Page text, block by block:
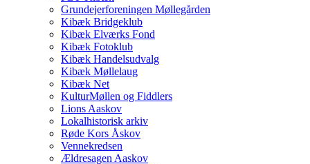
Grundejerforeningen Møllegården
Kibæk Bridgeklub
Kibæk Elværks Fond
Kibæk Fotoklub
Kibæk Handelsudvalg
Kibæk Møllelaug
Kibæk Net
KulturMøllen og Fiddlers
Lions Aaskov
Lokalhistorisk arkiv
Røde Kors Åskov
Vennekredsen
Ældresagen Aaskov